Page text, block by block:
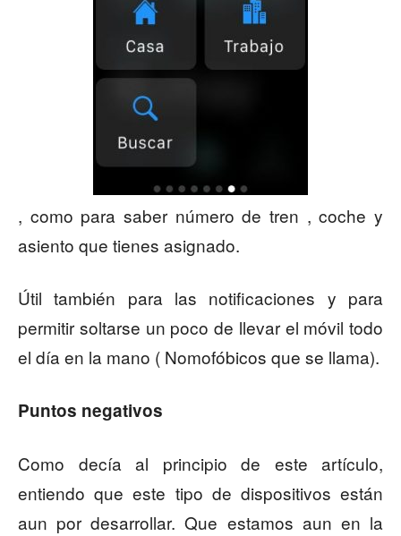
, como para saber número de tren , coche y
asiento que tienes asignado.
Útil también para las notificaciones y para
permitir soltarse un poco de llevar el móvil todo
el día en la mano ( Nomofóbicos que se llama).
Puntos negativos
Como decía al principio de este artículo,
entiendo que este tipo de dispositivos están
aun por desarrollar. Que estamos aun en la